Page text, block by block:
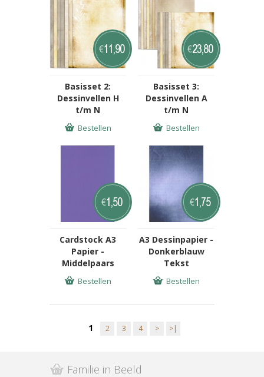
Basisset 2:
Dessinvellen H
t/m N
€11,90
Bestellen
Basisset 3:
Dessinvellen A
t/m N
€23,80
Bestellen
Cardstock A3
Papier -
Middelpaars
€1,50
Bestellen
A3 Dessinpapier -
Donkerblauw
Tekst
€1,75
Bestellen
1 2 3 4 > >|
Familie in Beeld